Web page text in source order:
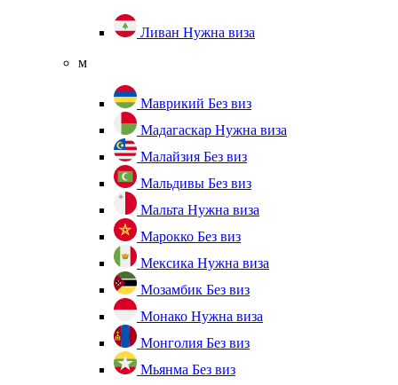
Ливан Нужна виза
м
Маврикий Без виз
Мадагаскар Нужна виза
Малайзия Без виз
Мальдивы Без виз
Мальта Нужна виза
Марокко Без виз
Мексика Нужна виза
Мозамбик Без виз
Монако Нужна виза
Монголия Без виз
Мьянма Без виз